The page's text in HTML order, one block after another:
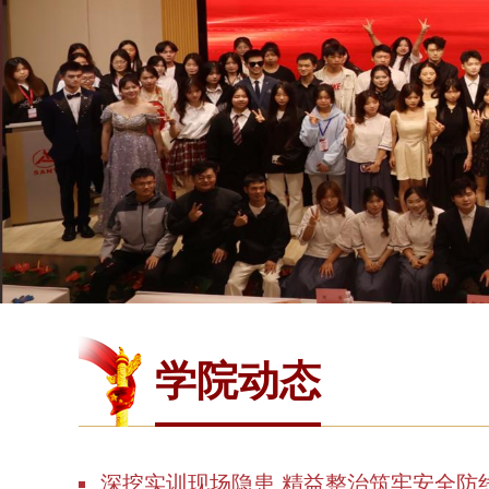
学院动态
深挖实训现场隐患 精益整治筑牢安全防